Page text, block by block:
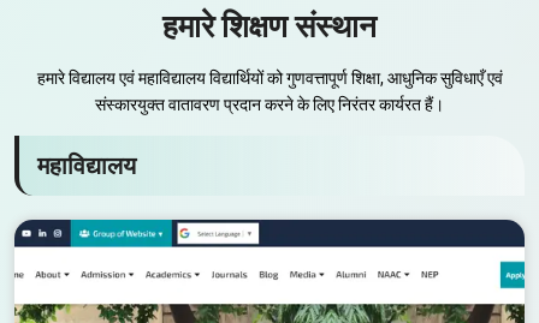
हमारे शिक्षण संस्थान
हमारे विद्यालय एवं महाविद्यालय विद्यार्थियों को गुणवत्तापूर्ण शिक्षा, आधुनिक सुविधाएँ एवं
संस्कारयुक्त वातावरण प्रदान करने के लिए निरंतर कार्यरत हैं।
महाविद्यालय